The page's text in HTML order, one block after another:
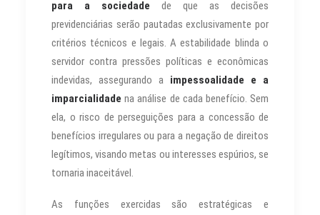
para a sociedade de que as decisões
previdenciárias serão pautadas exclusivamente por
critérios técnicos e legais. A estabilidade blinda o
servidor contra pressões políticas e econômicas
indevidas, assegurando a impessoalidade e a
imparcialidade na análise de cada benefício. Sem
ela, o risco de perseguições para a concessão de
benefícios irregulares ou para a negação de direitos
legítimos, visando metas ou interesses espúrios, se
tornaria inaceitável.
As funções exercidas são estratégicas e